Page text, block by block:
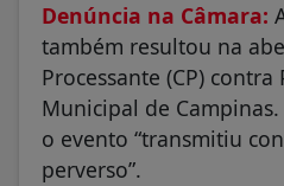
Denúncia na Câmara:
também resultou na
Processante (CP)
Municipal de Campinas.
o evento “transmitiu
perverso”.